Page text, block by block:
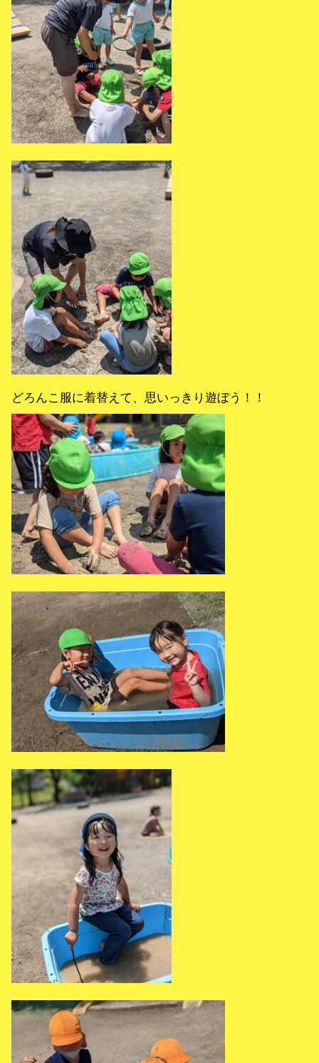
どろんこ服に着替えて、思いっきり遊ぼう！！